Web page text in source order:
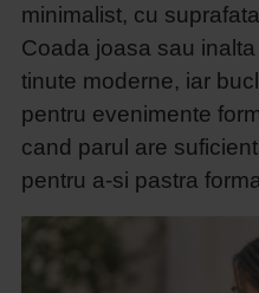
minimalist, cu
Coada joasa sau
tinute moderne, iar
pentru evenimente
cand parul are
pentru a-si pastra